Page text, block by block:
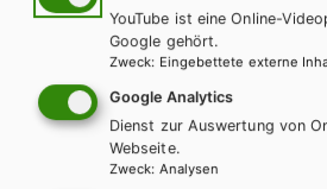
Dieses E-BOOK+ bietet Ihnen:
Lösungen für Lehrkräfte
So kommen Sie zu Ihrem E-BOOK+:
Mit Ihrem gedruckten Schulbuch
individuellen Zugangscode. Dieser kann
YouTube ist eine Online-
Google gehört.
Zweck: Eingebettete externe
Google Analytics
Dienst zur Auswertung von
Webseite.
Zweck: Analysen